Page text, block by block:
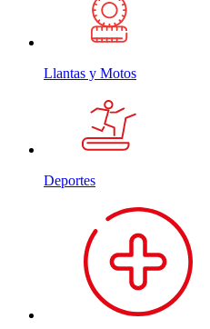
Llantas y Motos
Deportes